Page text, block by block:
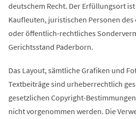
deutschem Recht. Der Erfüllungsort
Kaufleuten, juristischen Personen
oder öffentlich-rechtliches
Gerichtsstand Paderborn.
Das Layout, sämtliche Grafiken und
Textbeiträge sind urheberrechtlich
gesetzlichen Copyright-
nicht vorgenommen werden. Die